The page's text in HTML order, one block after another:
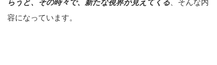
らうと、その時々で、新たな視界が見えてくる 、そんな内
容になっています。